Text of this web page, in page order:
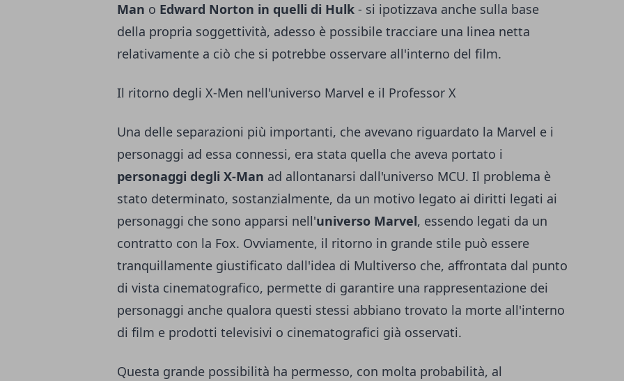
Man o Edward Norton in quelli di Hulk - si ipotizzava anche sulla base
della propria soggettività, adesso è possibile tracciare una linea netta
relativamente a ciò che si potrebbe osservare all'interno del film.
Il ritorno degli X-Men nell'universo Marvel e il Professor X
Una delle separazioni più importanti, che avevano riguardato la Marvel e i
personaggi ad essa connessi, era stata quella che aveva portato i
personaggi degli X-Man ad allontanarsi dall'universo MCU. Il problema è
stato determinato, sostanzialmente, da un motivo legato ai diritti legati ai
personaggi che sono apparsi nell'universo Marvel, essendo legati da un
contratto con la Fox. Ovviamente, il ritorno in grande stile può essere
tranquillamente giustificato dall'idea di Multiverso che, affrontata dal punto
di vista cinematografico, permette di garantire una rappresentazione dei
personaggi anche qualora questi stessi abbiano trovato la morte all'interno
di film e prodotti televisivi o cinematografici già osservati.
Questa grande possibilità ha permesso, con molta probabilità, al